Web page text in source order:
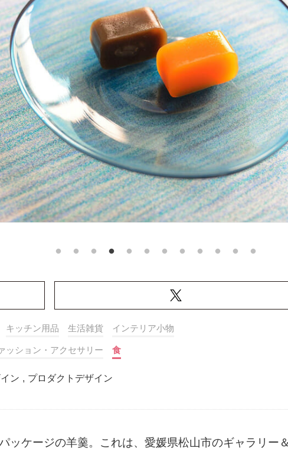
キッチン用品 生活雑貨 インテリア小物
ッション・アクセサリー 食
ン , プロダクトデザイン
ッケージの羊羹。これは、愛媛県松山市のギャラリー